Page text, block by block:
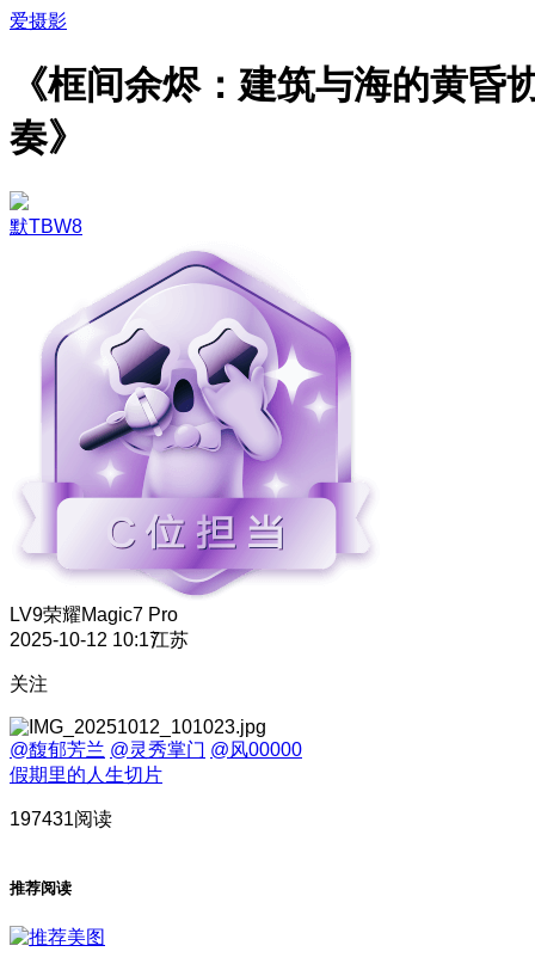
爱摄影
《框间余烬：建筑与海的黄昏
奏》
默TBW8
LV9荣耀Magic7 Pro
2025-10-12 10:17江苏
关注
@馥郁芳兰 @灵秀掌门 @风00000
假期里的人生切片
197431阅读
推荐阅读